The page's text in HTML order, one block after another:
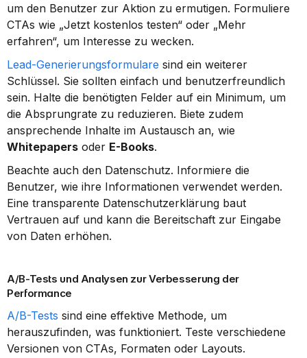
um den Benutzer zur Aktion zu ermutigen. Formuliere
CTAs wie „Jetzt kostenlos testen“ oder „Mehr
erfahren“, um Interesse zu wecken.
Lead-Generierungsformulare sind ein weiterer
Schlüssel. Sie sollten einfach und benutzerfreundlich
sein. Halte die benötigten Felder auf ein Minimum, um
die Absprungrate zu reduzieren. Biete zudem
Whitepapers oder E-Books.
Beachte auch den Datenschutz. Informiere die
Benutzer, wie ihre Informationen verwendet werden.
Eine transparente Datenschutzerklärung baut
Vertrauen auf und kann die Bereitschaft zur Eingabe
von Daten erhöhen.
A/B-Tests und Analysen zur Verbesserung der
Performance
A/B-Tests sind eine effektive Methode, um
herauszufinden, was funktioniert. Teste verschiedene
Versionen von CTAs, Formaten oder Layouts.